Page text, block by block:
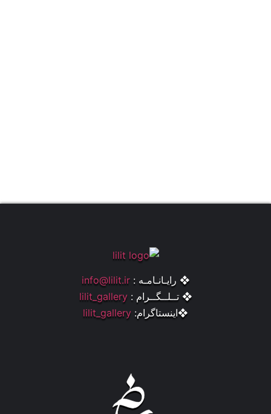
❖ رایـانـامـه : info@lilit.ir
❖ تــلــگــرام : lilit_gallery
❖اینستاگرام: lilit_gallery